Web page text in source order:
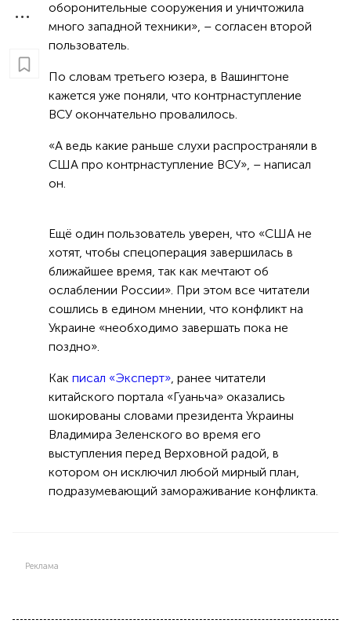
оборонительные сооружения и уничтожила
много западной техники», – согласен второй
пользователь.
По словам третьего юзера, в Вашингтоне
кажется уже поняли, что контрнаступление
ВСУ окончательно провалилось.
«А ведь какие раньше слухи распространяли в
США про контрнаступление ВСУ», – написал
он.
Ещё один пользователь уверен, что «США не
хотят, чтобы спецоперация завершилась в
ближайшее время, так как мечтают об
ослаблении России». При этом все читатели
сошлись в едином мнении, что конфликт на
Украине «необходимо завершать пока не
поздно».
Как писал «Эксперт» , ранее читатели
китайского портала «Гуаньча» оказались
шокированы словами президента Украины
Владимира Зеленского во время его
выступления перед Верховной радой, в
котором он исключил любой мирный план,
подразумевающий замораживание конфликта.
Реклама